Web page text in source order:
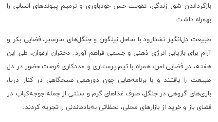
بازگرداندن شور زندگی، تقویت حس خودباوری و ترمیم پیوندهای انسانی را
بهمراه داشت.
طبیعت دل‌انگیز نشتارود با ساحل نیلگون و جنگل‌های سرسبز، فضایی بکر و
آرام برای بازیابی انرژی ذهنی و جسمی فراهم آورد. دختران ارغوان، طی این
هفته، در فضایی امن، همراه با تیم پرستاری و مددکاری فرصت حضور در دل
طبیعت را یافتند و با برنامه‌هایی چون دورهمی صبحگاهی در کنار دریا،
بازی‌های گروهی در جنگل، صرف غذاهای گرم و سنتی از جمله جوجه‌کباب در
فضای باز و خرید از بازارهای محلی، لحظاتی به‌یادماندنی را تجربه کردند.